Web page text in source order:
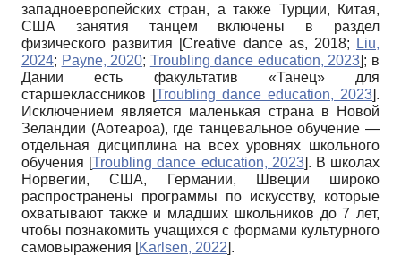
западноевропейских стран, а также Турции, Китая,
США занятия танцем включены в раздел
физического развития [Creative dance as, 2018;
Liu,
2024; Payne, 2020; Troubling dance education, 2023]; в
Дании есть факультатив «Танец» для
старшеклассников [Troubling dance education, 2023].
Исключением является маленькая страна в Новой
Зеландии (Аотеароа), где танцевальное обучение —
отдельная дисциплина на всех уровнях школьного
обучения [Troubling dance education, 2023]. В школах
Норвегии, США, Германии, Швеции широко
распространены программы по искусству, которые
охватывают также и младших школьников до 7 лет,
чтобы познакомить учащихся с формами культурного
самовыражения [Karlsen, 2022].